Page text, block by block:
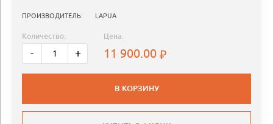
ПРОИЗВОДИТЕЛЬ: LAPUA
Количество:
- +
Цена:
11 900.00
В КОРЗИНУ